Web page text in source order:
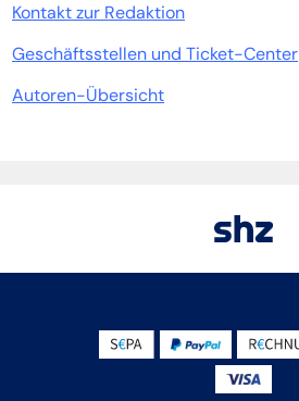
Kontakt zur Redaktion
Geschäftsstellen und Ticket-Center
Autoren-Übersicht